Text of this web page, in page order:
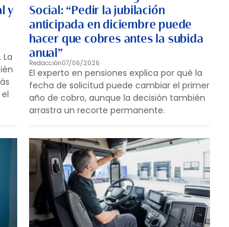
y
Social: “Pedir la jubilación
anticipada en diciembre puede
hacer que cobres antes la subida
anual”
Redacción07/06/2026
El experto en pensiones explica por qué la
fecha de solicitud puede cambiar el primer
año de cobro, aunque la decisión también
arrastra un recorte permanente.